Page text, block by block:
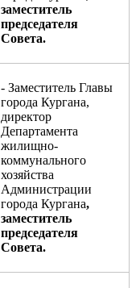
заместитель
председателя
Совета.
- Заместитель Главы
города Кургана,
директор
Департамента
жилищно-
коммунального
хозяйства
Администрации
города Кургана,
заместитель
председателя
Совета.